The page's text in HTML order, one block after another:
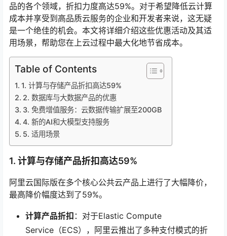
品的各个领域，折扣力度高达59%。对于希望降低云计算
成本并享受到高品质云服务的企业和开发者来说，这无疑
是一个绝佳的机会。本文将详细介绍这些优惠活动及其适
用场景，帮助您在上云过程中最大化地节省成本。
Table of Contents
1. 计算与存储产品折扣高达59%
2. 数据库与大数据产品的优惠
3. 免费增值服务：云数据传输扩展至200GB
4. 新的AI和大模型支持服务
5. 适用场景
1. 计算与存储产品折扣高达59%
阿里云国际版在多个核心公共云产品上进行了大幅降价，
最高降价幅度达到了59%。
计算产品折扣 ：对于Elastic Compute
Service（ECS），阿里云推出了多种支付模式的折